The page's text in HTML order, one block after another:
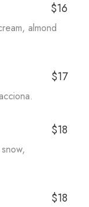
$16
almond
$17
$18
$18